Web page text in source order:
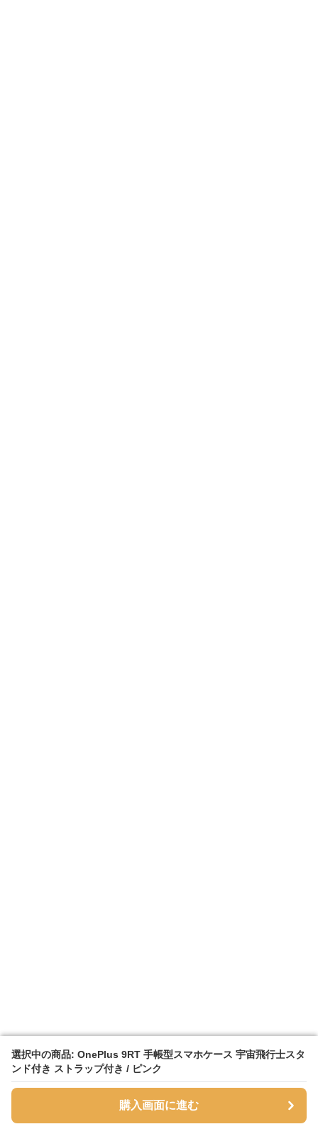
選択中の商品: OnePlus 9RT 手帳型スマホケース 宇宙飛行士スタ
ンド付き ストラップ付き / ピンク
購入画面に進む
選択中の商品: OnePlus 9RT 手帳型スマホケース 宇宙飛行士スタ
ンド付き ストラップ付き / ピンク
購入画面に進む